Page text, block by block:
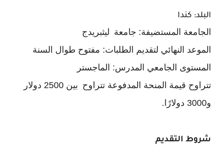
البلد: كندا
الجامعة المستضيفة: جامعة ليثبريدج
الموعد النهائي لتقديم الطلبات: مفتوح طوال السنة
المستوى الجامعي المدرس: الماجستر
تتراوح قيمة المنحة المدفوعة تتراوح
بين 2500 دولار
و3000 دولارًا.
شروط التقديم